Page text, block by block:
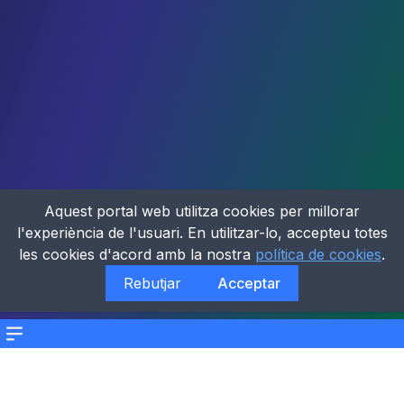
Menu
Aquest portal web utilitza cookies per millorar
l'experiència de l'usuari. En utilitzar-lo, accepteu totes
les cookies d'acord amb la nostra política de cookies.
Rebutjar
Acceptar